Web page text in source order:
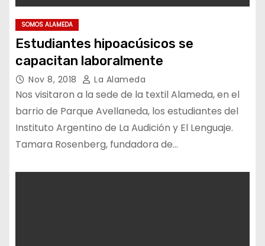
SOMOS ALAMEDA
Estudiantes hipoacúsicos se
capacitan laboralmente
Nov 8, 2018 La Alameda
Nos visitaron a la sede de la textil Alameda, en el
barrio de Parque Avellaneda, los estudiantes del
Instituto Argentino de La Audición y El Lenguaje.
Tamara Rosenberg, fundadora de…